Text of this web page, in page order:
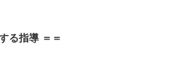
る指導 ＝＝